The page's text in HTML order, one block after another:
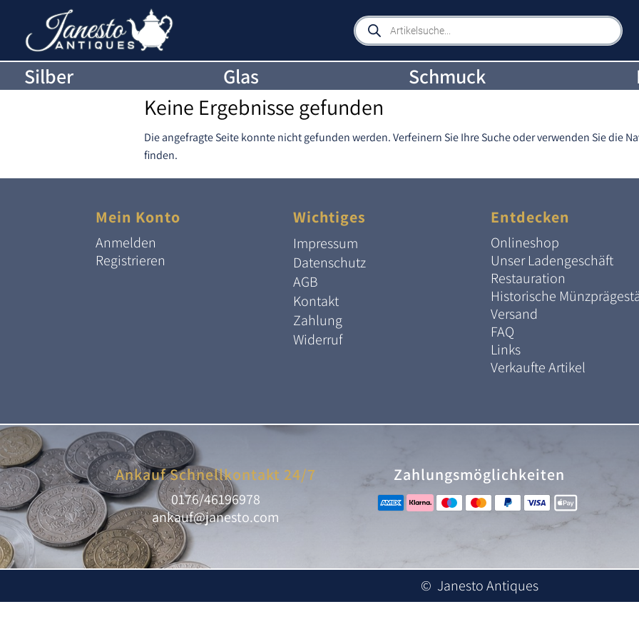
Products
search
Silber Glas Schmuck
Keine Ergebnisse gefunden
Die angefragte Seite konnte nicht gefunden werden. Verfeinern Sie Ihre Suche oder verwenden Sie die
finden.
Mein Konto
Anmelden
Registrieren
Wichtiges
Impressum
Datenschutz
AGB
Kontakt
Zahlung
Widerruf
Entdecken
Onlineshop
Unser Ladengeschäft
Restauration
Historische
Versand
FAQ
Links
Verkaufte Artikel
Ankauf Schnellkontakt 24/7
0176/46196978
ankauf@janesto.com
Zahlungsmöglichkeiten
© Janesto Antiques